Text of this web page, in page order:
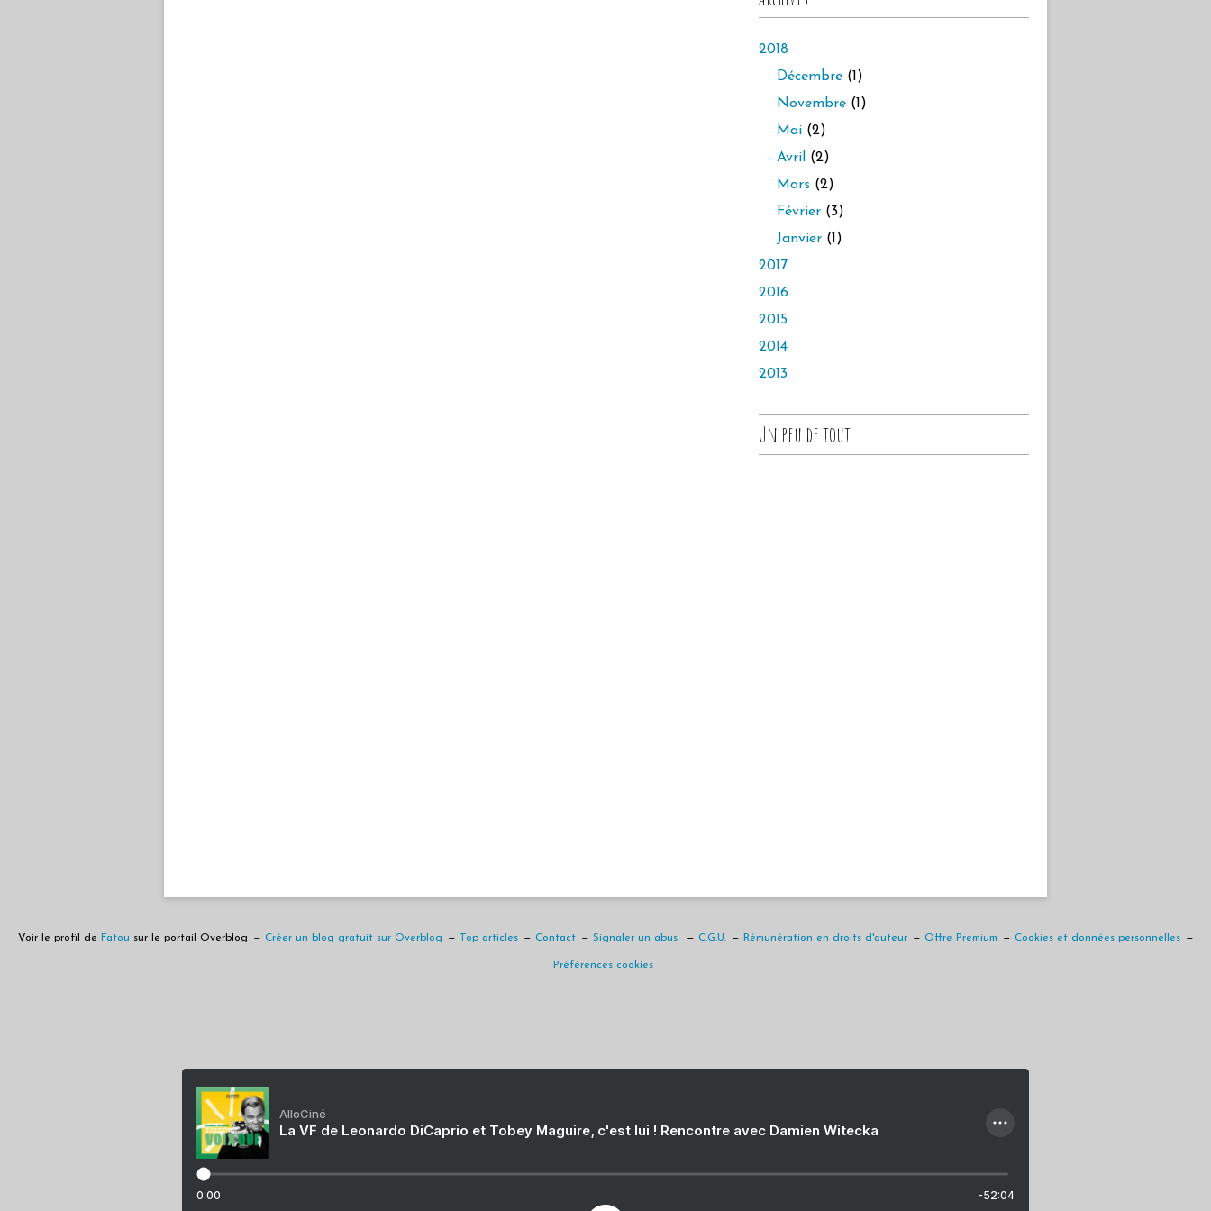
2018
Décembre (1)
Novembre (1)
Mai (2)
Avril
(2)
Mars (2)
Février (3)
Janvier (1)
2017
2016
2015
2014
2013
Un peu de tout ...
Voir le profil de Fatou sur le portail Overblog Créer un blog gratuit sur Overblog Top articles Contact Signaler un abus C.G.U. Rémunération en droits d'auteur Offre Premium Cookies et données personnelles
Préférences cookies
AlloCiné
La VF de Leonardo DiCaprio et Tobey Maguire, c'est lui ! Rencontre avec Damien Witecka
0:00 -52:04